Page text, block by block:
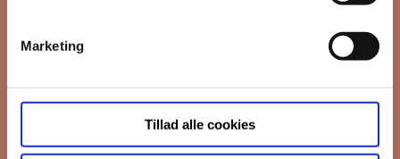
Marketing
Tillad alle cookies
Interesseret i
Ejerboliger